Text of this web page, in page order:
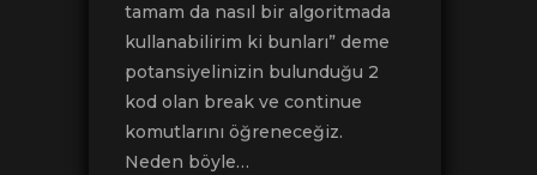
tamam da nasıl bir algoritmada
kullanabilirim ki bunları” deme
potansiyelinizin bulunduğu 2
kod olan break ve continue
komutlarını öğreneceğiz.
Neden böyle…